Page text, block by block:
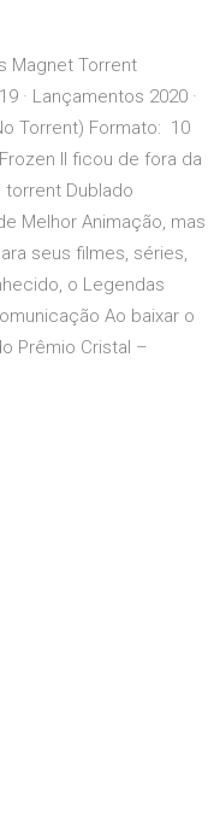
Magnet Torrent
· Lançamentos 2020 ·
Torrent) Formato: 10
II ficou de fora da
torrent Dublado
Melhor Animação, mas
seus filmes, séries,
o Legendas
Ao baixar o
Prêmio Cristal –